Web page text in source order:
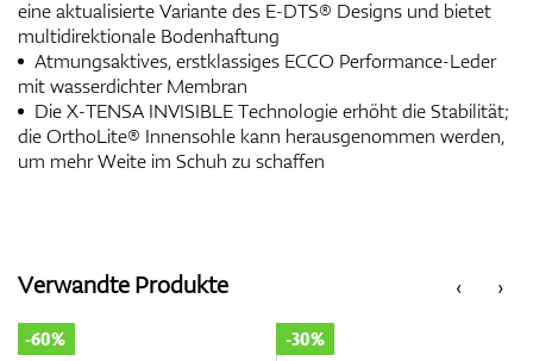
eine aktualisierte Variante des E-DTS® Designs und bietet
multidirektionale Bodenhaftung
Atmungsaktives, erstklassiges ECCO Performance-Leder
mit wasserdichter Membran
Die X-TENSA INVISIBLE Technologie erhöht die Stabilität;
die OrthoLite® Innensohle kann herausgenommen werden,
um mehr Weite im Schuh zu schaffen
‹
Verwandte Produkte ›
-60% -30%